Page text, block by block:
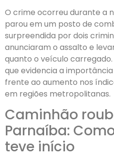
O crime ocorreu durante a
parou em um posto de
surpreendida por dois
anunciaram o assalto e
quanto o veículo carregado.
que evidencia a
frente ao aumento nos
em regiões metropolitanas.
Caminhão
Parnaíba:
teve início